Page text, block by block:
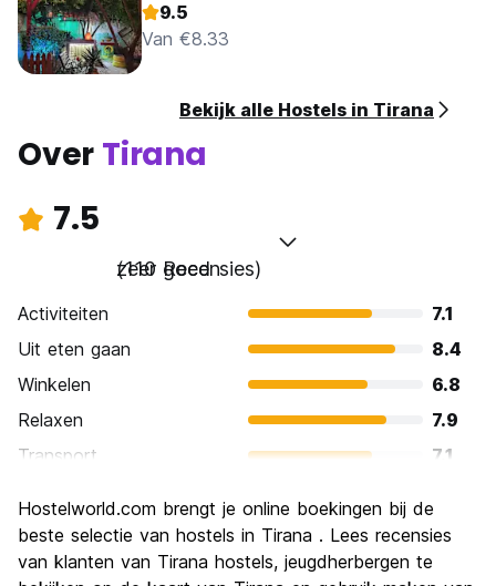
9.5
Van €8.33
Bekijk alle Hostels in Tirana
Over Tirana
7.5
zeer goed
(110 Recensies)
Activiteiten
7.1
Uit eten gaan
8.4
Winkelen
6.8
Relaxen
7.9
Transport
7.1
Cultuur
7.6
Uitgaan
Hostelworld.com brengt je online boekingen bij de
beste selectie van hostels in Tirana . Lees recensies
van klanten van Tirana hostels, jeugdherbergen te